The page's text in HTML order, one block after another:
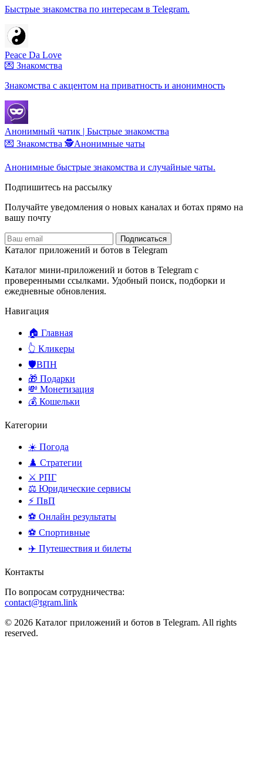
Быстрые знакомства по интересам в Telegram.
Peace Da Love
💌 Знакомства
Знакомства с акцентом на приватность и анонимность
Анонимный чатик | Быстрые знакомства
💌 Знакомства 🕵️Анонимные чаты
Анонимные быстрые знакомства и случайные чаты.
Подпишитесь на рассылку
Получайте уведомления о новых каналах и ботаx прямо на
вашу почту
Подписаться
Каталог приложений и ботов в Telegram
Каталог мини-приложений и ботов в Telegram с
проверенными ссылками. Удобный поиск, подборки и
ежедневные обновления.
Навигация
🏠 Главная
👆 Кликеры
🛡️ВПН
🎁 Подарки
💸 Монетизация
💰 Кошельки
Категории
☀️ Погода
♟️ Стратегии
⚔️ РПГ
⚖️ Юридические сервисы
⚡ ПвП
⚽ Онлайн результаты
⚽ Спортивные
✈️ Путешествия и билеты
Контакты
По вопросам сотрудничества:
contact@tgram.link
© 2026 Каталог приложений и ботов в Telegram. All rights
reserved.